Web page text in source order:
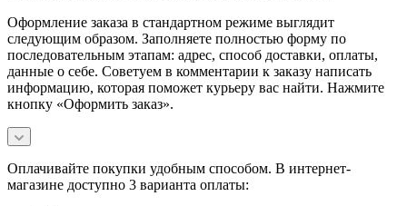
Оформление заказа в стандартном режиме выглядит
следующим образом. Заполняете полностью форму по
последовательным этапам: адрес, способ доставки, оплаты,
данные о себе. Советуем в комментарии к заказу написать
информацию, которая поможет курьеру вас найти. Нажмите
кнопку «Оформить заказ».
Оплачивайте покупки удобным способом. В интернет-
магазине доступно 3 варианта оплаты: